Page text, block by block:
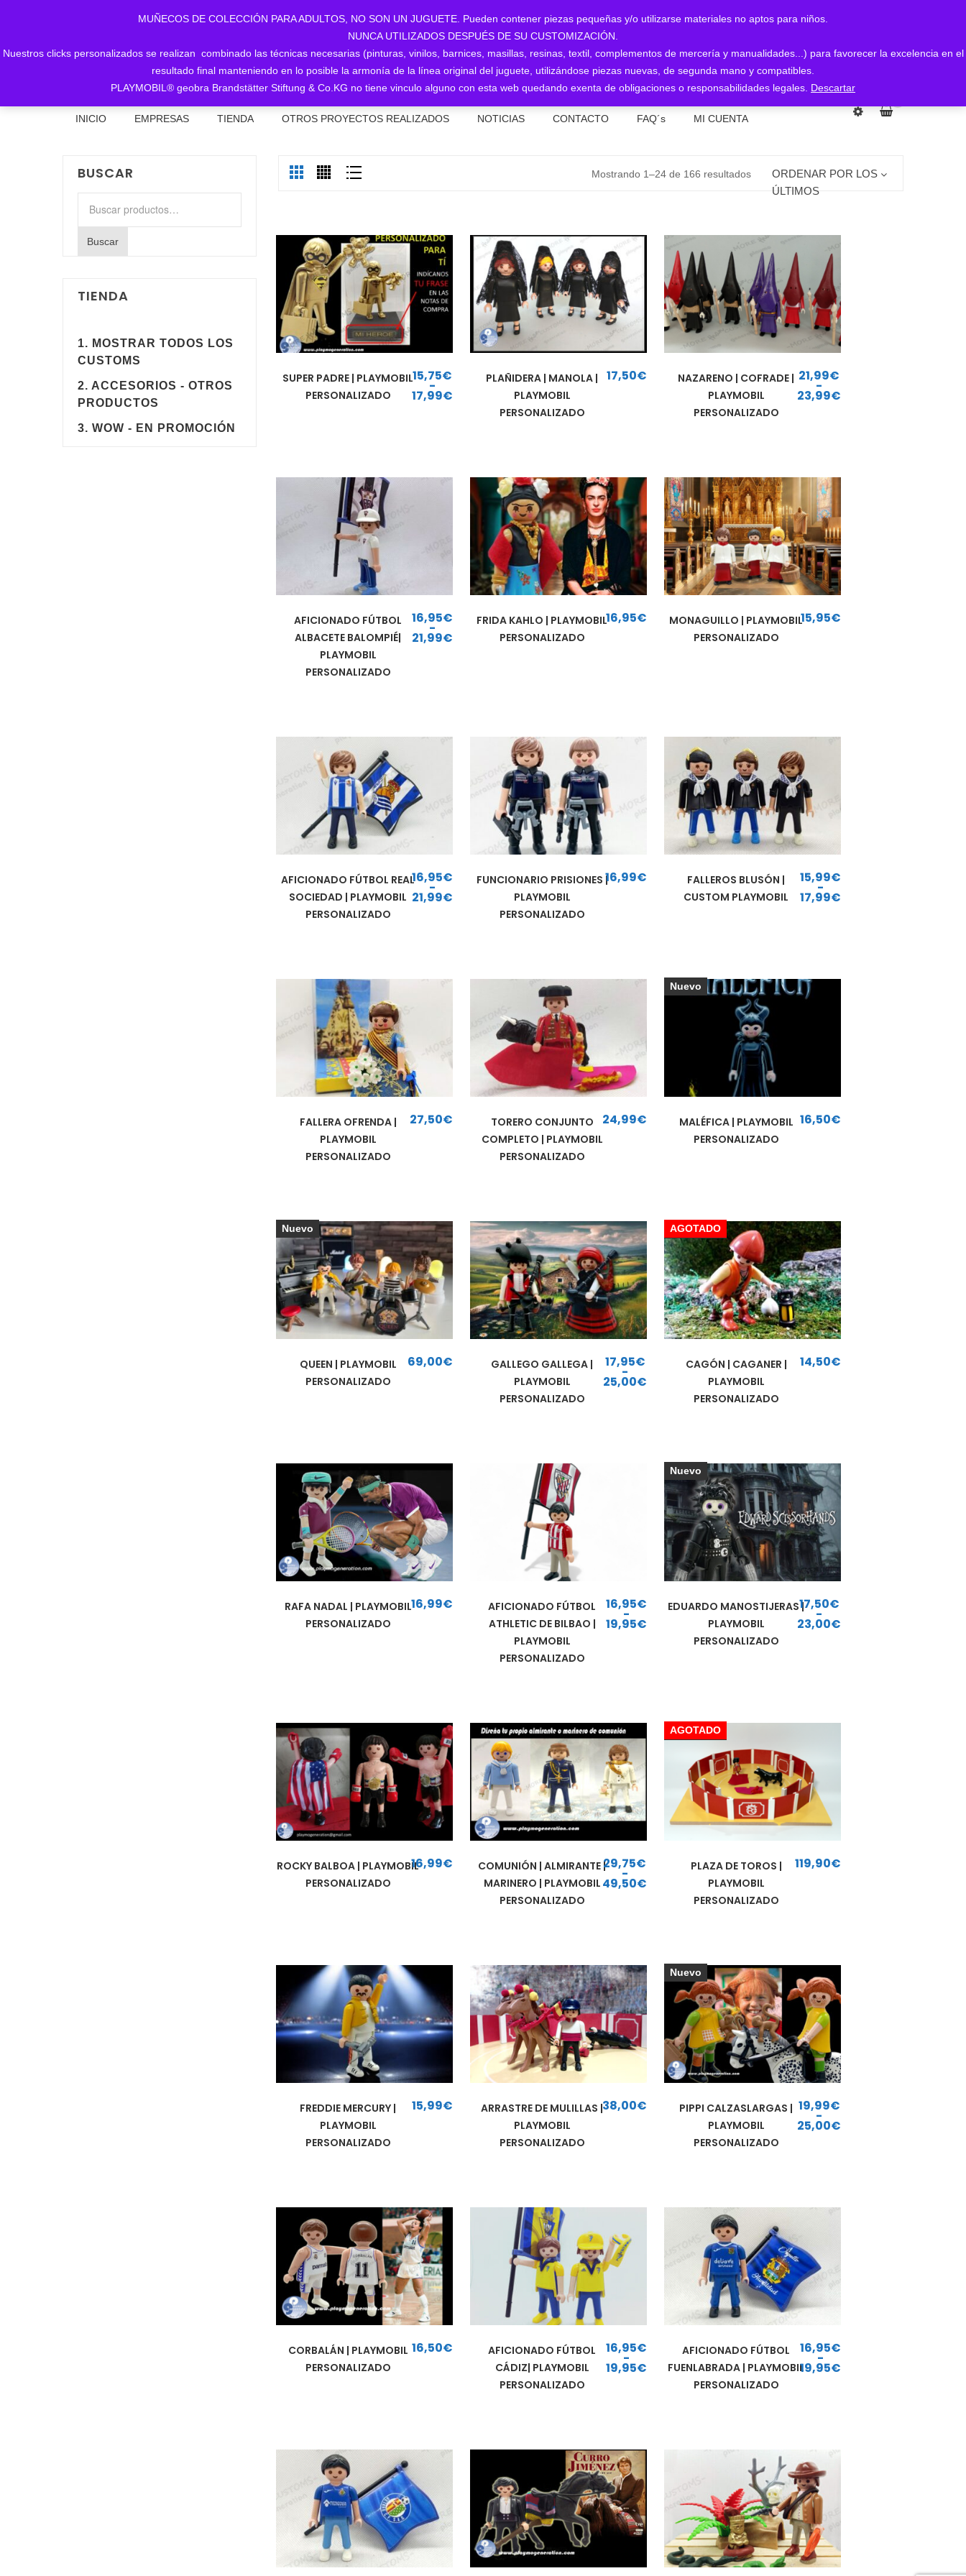
MUÑECOS DE COLECCIÓN PARA ADULTOS, NO SON UN JUGUETE. Pueden contener piezas pequeñas y/o utilizarse materiales no aptos para niños.
NUNCA UTILIZADOS DESPUÉS DE SU CUSTOMIZACIÓN.
Nuestros clicks personalizados se realizan combinado las técnicas necesarias (pinturas, vinilos, barnices, masillas, resinas, textil, complementos de mercería y manualidades...) para favorecer la excelencia en el
resultado final manteniendo en lo posible la armonía de la línea original del juguete, utilizándose piezas nuevas, de segunda mano y compatibles.
PLAYMOBIL® geobra Brandstätter Stiftung & Co.KG no tiene vinculo alguno con esta web quedando exenta de obligaciones o responsabilidades legales. Descartar
INICIO EMPRESAS TIENDA OTROS PROYECTOS REALIZADOS NOTICIAS CONTACTO FAQ´s MI CUENTA
BUSCAR
Buscar
TIENDA
1. MOSTRAR TODOS LOS
CUSTOMS
2. ACCESORIOS - OTROS
PRODUCTOS
3. WOW - EN PROMOCIÓN
Mostrando 1–24 de 166 resultadosOrdenado
los
últimos
ORDENAR POR LOS
ÚLTIMOS
SUPER PADRE | PLAYMOBIL
PERSONALIZADO
15,75€
-
17,99€
Rango de precios: desde 15,75€ hasta 17,99€
PLAÑIDERA | MANOLA |
PLAYMOBIL
PERSONALIZADO
17,50€
NAZARENO | COFRADE |
PLAYMOBIL
PERSONALIZADO
21,99€
-
23,99€
Rango de precios: desde 21,99€ hasta 23,99€
AFICIONADO FÚTBOL
ALBACETE BALOMPIÉ|
PLAYMOBIL
PERSONALIZADO
16,95€
-
21,99€
Rango de precios: desde 16,95€ hasta 21,99€
FRIDA KAHLO | PLAYMOBIL
PERSONALIZADO
16,95€
MONAGUILLO | PLAYMOBIL
PERSONALIZADO
15,95€
AFICIONADO FÚTBOL REAL
SOCIEDAD | PLAYMOBIL
PERSONALIZADO
16,95€
-
21,99€
Rango de precios: desde 16,95€ hasta 21,99€
FUNCIONARIO PRISIONES |
PLAYMOBIL
PERSONALIZADO
16,99€
FALLEROS BLUSÓN |
CUSTOM PLAYMOBIL
15,99€
-
17,99€
Rango de precios: desde 15,99€ hasta 17,99€
FALLERA OFRENDA |
PLAYMOBIL
PERSONALIZADO
27,50€
TORERO CONJUNTO
COMPLETO | PLAYMOBIL
PERSONALIZADO
24,99€
Nuevo
MALÉFICA | PLAYMOBIL
PERSONALIZADO
16,50€
Nuevo
QUEEN | PLAYMOBIL
PERSONALIZADO
69,00€
GALLEGO GALLEGA |
PLAYMOBIL
PERSONALIZADO
17,95€
-
25,00€
Rango de precios: desde 17,95€ hasta 25,00€
AGOTADO
CAGÓN | CAGANER |
PLAYMOBIL
PERSONALIZADO
14,50€
RAFA NADAL | PLAYMOBIL
PERSONALIZADO
16,99€
AFICIONADO FÚTBOL
ATHLETIC DE BILBAO |
PLAYMOBIL
PERSONALIZADO
16,95€
-
19,95€
Rango de precios: desde 16,95€ hasta 19,95€
Nuevo
EDUARDO MANOSTIJERAS |
PLAYMOBIL
PERSONALIZADO
17,50€
-
23,00€
Rango de precios: desde 17,50€ hasta 23,00€
ROCKY BALBOA | PLAYMOBIL
PERSONALIZADO
16,99€
COMUNIÓN | ALMIRANTE |
MARINERO | PLAYMOBIL
PERSONALIZADO
29,75€
-
49,50€
Rango de precios: desde 29,75€ hasta 49,50€
AGOTADO
PLAZA DE TOROS |
PLAYMOBIL
PERSONALIZADO
119,90€
FREDDIE MERCURY |
PLAYMOBIL
PERSONALIZADO
15,99€
ARRASTRE DE MULILLAS |
PLAYMOBIL
PERSONALIZADO
38,00€
Nuevo
PIPPI CALZASLARGAS |
PLAYMOBIL
PERSONALIZADO
19,99€
-
25,00€
Rango de precios: desde 19,99€ hasta 25,00€
CORBALÁN | PLAYMOBIL
PERSONALIZADO
16,50€
AFICIONADO FÚTBOL
CÁDIZ| PLAYMOBIL
PERSONALIZADO
16,95€
-
19,95€
Rango de precios: desde 16,95€ hasta 19,95€
AFICIONADO FÚTBOL
FUENLABRADA | PLAYMOBIL
PERSONALIZADO
16,95€
-
19,95€
Rango de precios: desde 16,95€ hasta 19,95€